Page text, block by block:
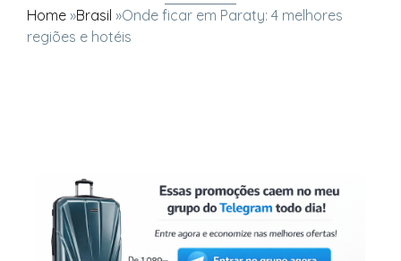
Home »Brasil »Onde ficar em Paraty: 4 melhores
regiões e hotéis